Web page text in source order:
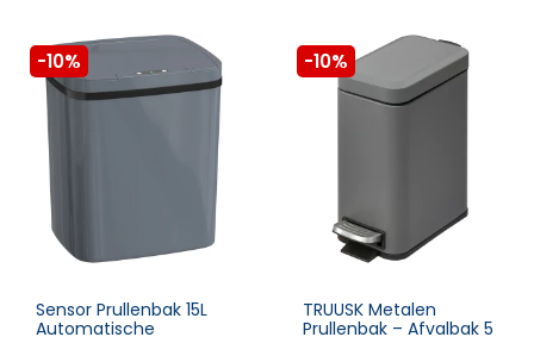
-10%
Sensor Prullenbak 15L
Automatische
-10%
TRUUSK Metalen
Prullenbak – Afvalbak 5